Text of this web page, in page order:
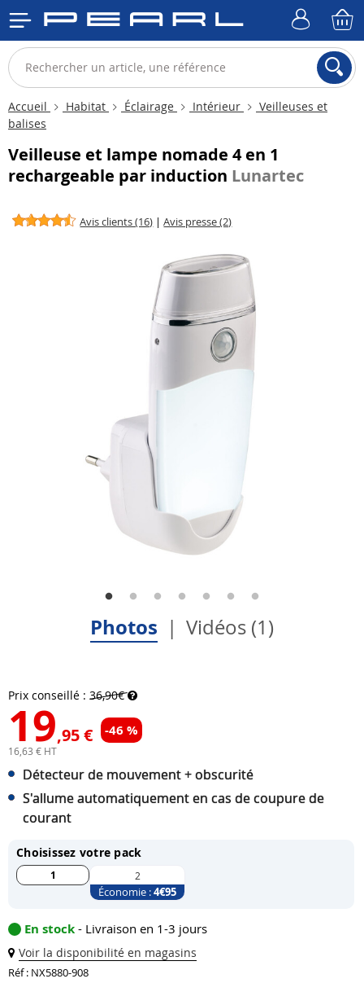
Accueil Habitat Éclairage Intérieur
Veilleuses et
balises
Veilleuse et lampe nomade 4 en 1
rechargeable par induction Lunartec
Avis clients (16) |Avis presse (2)
Photos Vidéos (1)
Prix conseillé : 36,90€
19,95 € -46 %
16,63 € HT
Détecteur de mouvement + obscurité
S'allume automatiquement en cas de coupure de
courant
Choisissez votre pack
1 2
Économie :4€95
En stock - Livraison en 1-3 jours
Voir la disponibilité en magasins
Réf : NX5880-908